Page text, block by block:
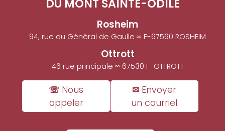
DU MONT SAINTE-ODILE
Rosheim
94, rue du Général de Gaulle ∞ F-67560 ROSHEIM
Ottrott
46 rue principale ∞ 67530 F-OTTROTT
☏ Nous
appeler
✉ Envoyer
un courriel